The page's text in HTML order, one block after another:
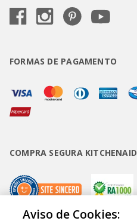
FORMAS DE PAGAMENTO
COMPRA SEGURA KITCHENAID
Aviso de Cookies: